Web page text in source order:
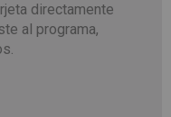
directamente
al programa,